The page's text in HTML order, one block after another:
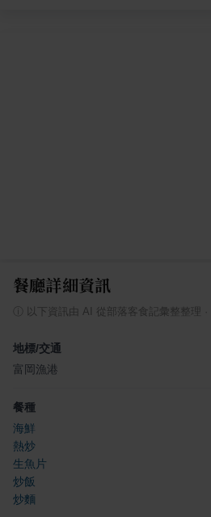
餐廳詳細資訊
ⓘ 以下資訊由 AI 從部落客食記彙整整理
地標/交通
富岡漁港
餐種
海鮮
熱炒
生魚片
炒飯
炒麵